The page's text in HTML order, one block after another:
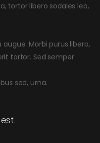
tortor libero sodales leo,
Morbi purus libero,
tortor. Sed semper
sed, urna.